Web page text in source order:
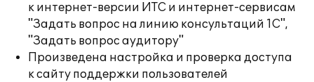
к интернет-версии ИТС и интернет-сервисам
"Задать вопрос на линию консультаций 1С",
"Задать вопрос аудитору"
Произведена настройка и проверка доступа
к сайту поддержки пользователей